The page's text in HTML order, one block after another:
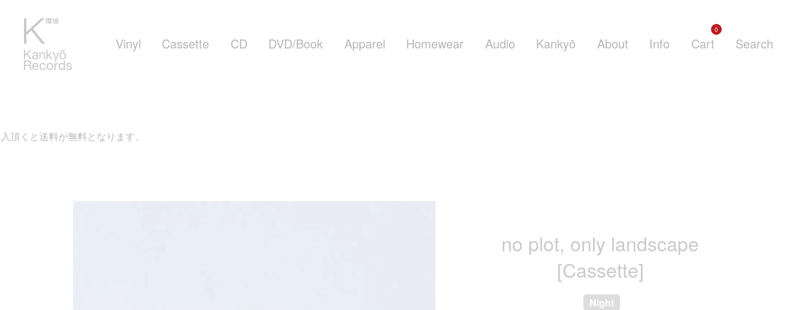
Vinyl Cassette CD DVD/Book Apparel Homewear Audio Kankyō About Info Cart
0
Search
無料となります。
no plot, only landscape
[Cassette]
Night